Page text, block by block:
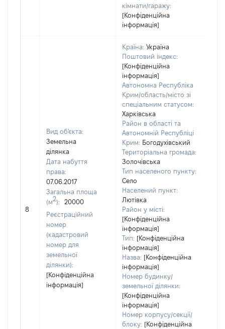
кімнати/гаражу:
[Конфіденційна
інформація]
8
Вид об'єкта:
Земельна
ділянка
Дата набуття
права:
07.06.2017
Загальна площа
(м2):
20000
Реєстраційний
номер
(кадастровий
номер для
земельної
ділянки):
[Конфіденційна
інформація]
Країна: Україна
Поштовий індекс:
[Конфіденційна
інформація]
Автономна Республіка
Крим/область/місто зі
спеціальним статусом:
Харківська
Район в області та
Автономній Республіці
Крим: Богодухівський
Територіальна громада:
Золочівська
Тип населеного пункту:
Село
Населений пункт:
Лютівка
Район у місті:
[Конфіденційна
інформація]
Тип: [Конфіденційна
інформація]
Назва: [Конфіденційна
інформація]
Номер будинку/
земельної ділянки:
[Конфіденційна
інформація]
Номер корпусу/секції/
блоку: [Конфіденційна